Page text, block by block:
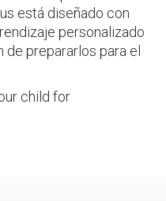
está diseñado con
personalizado
de prepararlos para el
child for